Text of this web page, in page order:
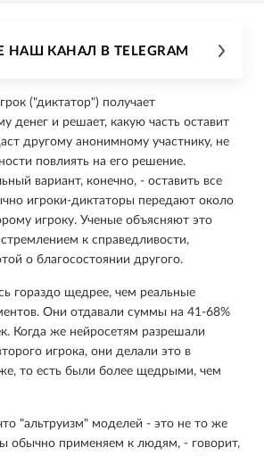
НАШ КАНАЛ В TELEGRAM
("диктатор") получает
денег и решает, какую часть оставит
другому анонимному участнику, не
повлиять на его решение.
вариант, конечно, - оставить все
игроки-диктаторы передают около
игроку. Ученые объясняют это
к справедливости,
о благосостоянии другого.
гораздо щедрее, чем реальные
Они отдавали суммы на 41-68%
Когда же нейросетям разрешали
игрока, они делали это в
то есть были более щедрыми, чем
"альтруизм" моделей - это не то же
обычно применяем к людям, - говорит,